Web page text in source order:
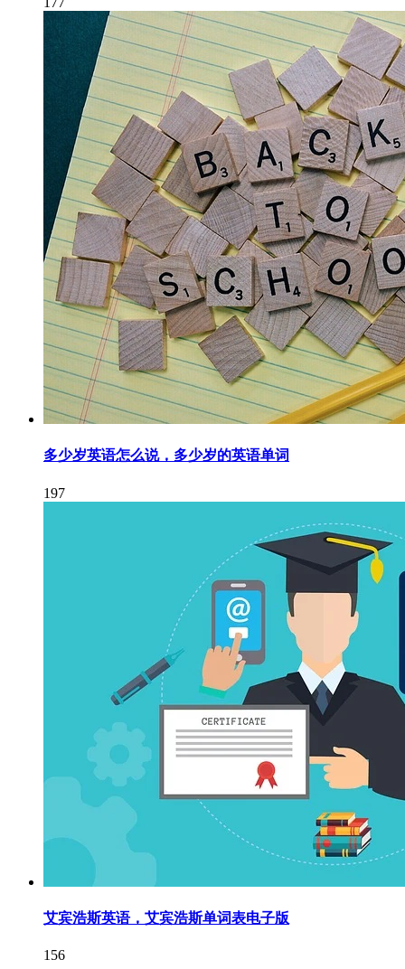
多少岁英语怎么说，多少岁的英语单词
197
艾宾浩斯英语，艾宾浩斯单词表电子版
156